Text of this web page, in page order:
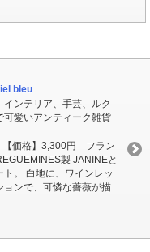
bleu
ンテリア、手芸、ルク
可愛いアンティーク雑貨
【価格】3,300円 フラン
製 JANINEと
。 白地に、ワインレッ
ョンで、可憐な薔薇が描